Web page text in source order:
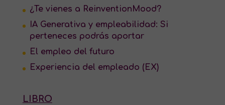
¿Te vienes a ReinventionMood?
IA Generativa y empleabilidad: Si
perteneces podrás aportar
El empleo del futuro
Experiencia del empleado (EX)
LIBRO